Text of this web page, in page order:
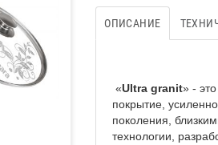
ОПИСАНИЕ
«Ultra granit» -
покрытие,
поколения,
технологии,